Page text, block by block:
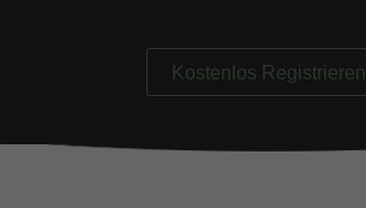
Kostenlos Registrieren